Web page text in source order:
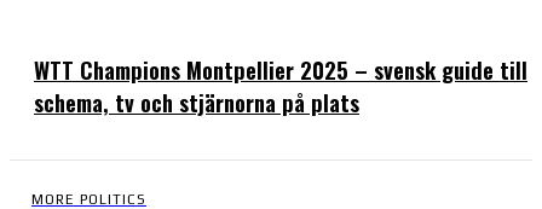
WTT Champions Montpellier 2025 – svensk guide till
schema, tv och stjärnorna på plats
MORE POLITICS